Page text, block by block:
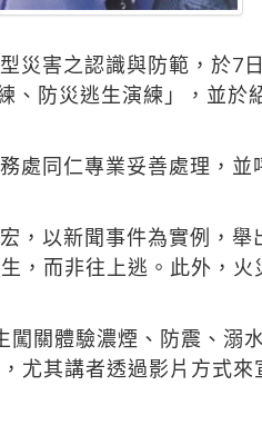
災害之認識與防範，於7
、防災逃生演練」，並於
處同仁專業妥善處理，並
，以新聞事件為實例，舉
，而非往上逃。此外，火
關體驗濃煙、防震、溺
尤其講者透過影片方式來